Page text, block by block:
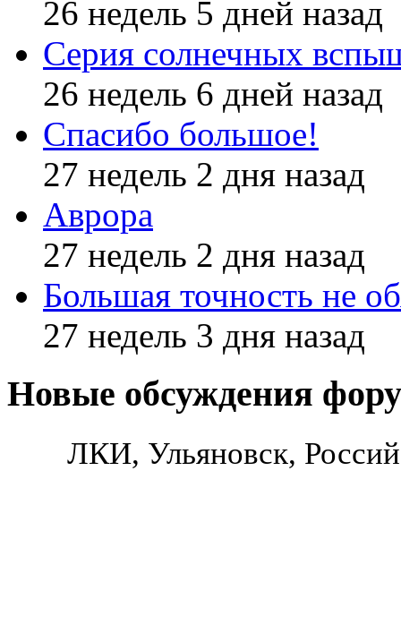
26 недель 5 дней назад
Серия солнечных
26 недель 6 дней назад
Спасибо большое!
27 недель 2 дня назад
Аврора
27 недель 2 дня назад
Большая точность не
27 недель 3 дня назад
Новые обсуждения
ЛКИ, Ульяновск,